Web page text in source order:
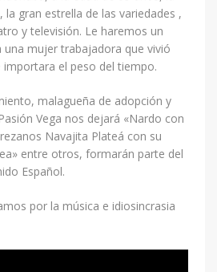
gran estrella de las variedades ,
y televisión. Le haremos un
mujer trabajadora que vivió
el peso del tiempo.
malagueña de adopción y
Vega nos dejará «Nardo con
Navajita Plateá con su
entre otros, formarán parte del
Español.
por la música e idiosincrasia